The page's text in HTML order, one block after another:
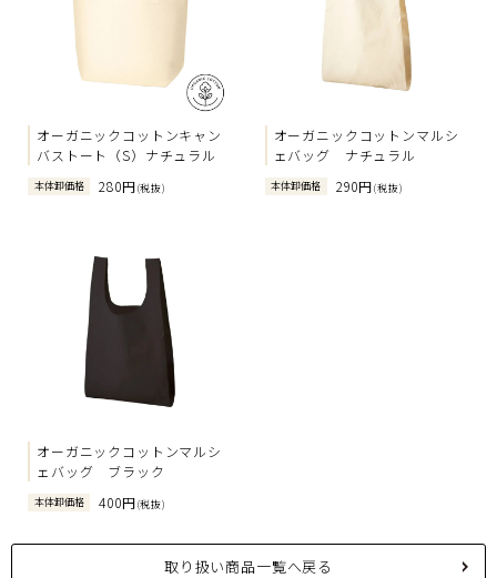
オーガニックコットンキャン
バストート（S）ナチュラル
本体卸価格 280円(税抜)
オーガニックコットンマルシ
ェバッグ ナチュラル
本体卸価格 290円(税抜)
オーガニックコットンマルシ
ェバッグ ブラック
本体卸価格 400円(税抜)
取り扱い商品一覧へ戻る